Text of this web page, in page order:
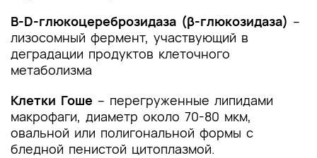
противопоказания к применению методов
лечения
4. Медицинская реабилитация и санаторно-
противопоказания к применению методов
медицинской реабилитации, в том числе
основанных на использовании природных
лечебных факторов
Β-D-глюкоцереброзидаза (β-глюкозидаза) –
лизосомный фермент, участвующий в
деградации продуктов клеточного
метаболизма
Клетки Гоше – перегруженные липидами
макрофаги, диаметр около 70-80 мкм,
овальной или полигональной формы с
бледной пенистой цитоплазмой.